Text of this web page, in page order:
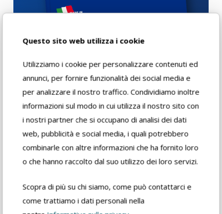
Questo sito web utilizza i cookie
Utilizziamo i cookie per personalizzare contenuti ed
annunci, per fornire funzionalità dei social media e
per analizzare il nostro traffico. Condividiamo inoltre
informazioni sul modo in cui utilizza il nostro sito con
i nostri partner che si occupano di analisi dei dati
web, pubblicità e social media, i quali potrebbero
combinarle con altre informazioni che ha fornito loro
o che hanno raccolto dal suo utilizzo dei loro servizi.
Scopra di più su chi siamo, come può contattarci e
come trattiamo i dati personali nella
Download
Scheda di
sicurezza
rivenditore
Catalogo prodotto